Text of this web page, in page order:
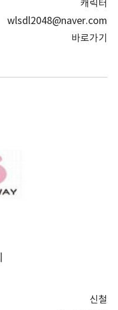
캐릭터
wlsdl2048@naver.com
바로가기
신철